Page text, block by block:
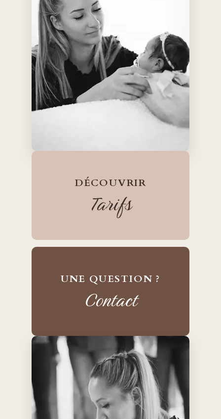
DÉCOUVRIR
Tarifs
UNE QUESTION ?
Contact